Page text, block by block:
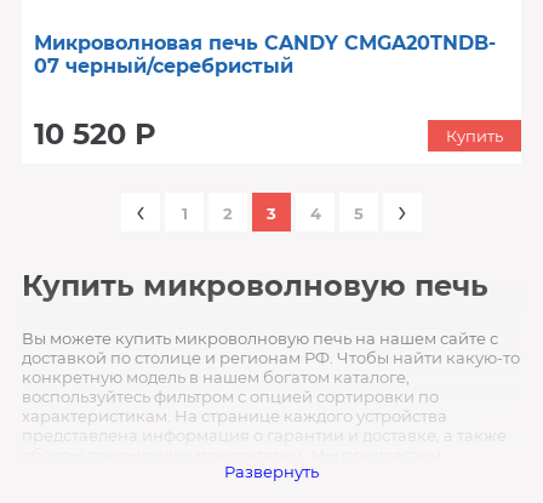
Микроволновая печь CANDY CMGA20TNDB-
07 черный/серебристый
10 520 Р Купить
‹ 1 2 3 4 5 ›
Купить микроволновую печь
Вы можете купить микроволновую печь на нашем сайте с
доставкой по столице и регионам РФ. Чтобы найти какую-то
конкретную модель в нашем богатом каталоге,
воспользуйтесь фильтром с опцией сортировки по
характеристикам. На странице каждого устройства
представлена информация о гарантии и доставке, а также
Развернуть